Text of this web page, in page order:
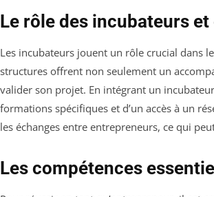
Le rôle des incubateurs
Les incubateurs jouent un rôle crucial dans
structures offrent non seulement un
valider son projet. En intégrant un
formations spécifiques et d’un accès à un
les échanges entre entrepreneurs, ce qui
Les compétences